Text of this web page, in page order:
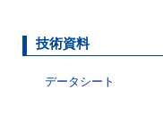
技術資料
データシート